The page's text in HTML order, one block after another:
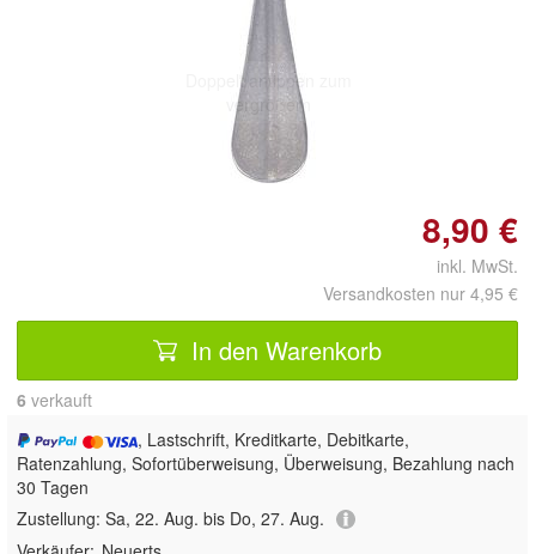
Doppelt antippen zum
vergrößern
8,90 €
inkl. MwSt.
Versandkosten nur 4,95 €
In den Warenkorb
6 verkauft
, Lastschrift, Kreditkarte, Debitkarte,
Ratenzahlung, Sofortüberweisung, Überweisung, Bezahlung nach
30 Tagen
Zustellung: Sa, 22. Aug. bis Do, 27. Aug.